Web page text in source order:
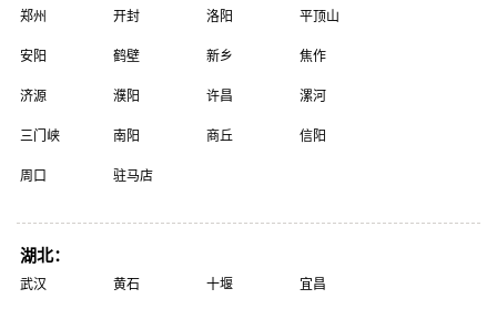
郑州 开封 洛阳 平顶山
安阳 鹤壁 新乡 焦作
济源 濮阳 许昌 漯河
三门峡 南阳 商丘 信阳
周口 驻马店
湖北：
武汉 黄石 十堰 宜昌